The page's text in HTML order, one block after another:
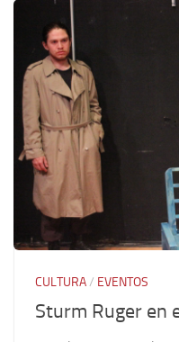
CULTURA/ EVENTOS
Sturm Ruger en